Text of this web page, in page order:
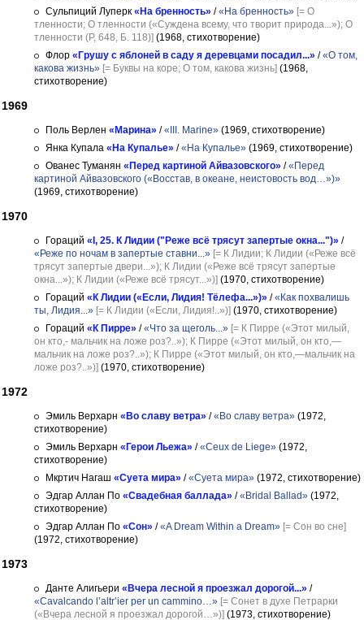
Сульпиций Луперк «На бренность» /«На бренность» [= О
тленности; О тленности («Суждена всему, что творит природа...»); О
тленности (Р, 648, Б. 118)] (1968, стихотворение)
Флор «Грушу с яблоней в саду я деревцами посадил...» /«О том,
какова жизнь» [= Буквы на коре; О том, какова жизнь] (1968,
стихотворение)
1969
Поль Верлен «Марина» /«III. Marine» (1969, стихотворение)
Янка Купала «На Купалье» /«На Купалье» (1969, стихотворение)
Ованес Туманян «Перед картиной Айвазовского» /«Перед
картиной Айвазовского («Восстав, в океане, неистовость вод…»)»
(1969, стихотворение)
1970
Гораций «I, 25. К Лидии ("Реже всё трясут запертые окна...")» /
«Реже по ночам в запертые ставни...» [= К Лидии; К Лидии («Реже всё
трясут запертые двери...»); К Лидии («Реже всё трясут запертые
окна...»); К Лидии («Реже всё трясут...»)] (1970, стихотворение)
Гораций «К Лидии («Если, Лидия! Тёлефа...»)» /«Как похвалишь
ты, Лидия...» [= К Лидии («Если, Лидия!..»)] (1970, стихотворение)
Гораций «К Пирре» /«Что за щеголь...» [= К Пирре («Этот милый,
он кто,- мальчик на ложе роз?..»); К Пирре («Этот милый, он кто,—
мальчик на ложе роз?..»); К Пирре («Этот милый, он кто,—мальчик на
ложе роз?..»)] (1970, стихотворение)
1972
Эмиль Верхарн «Во славу ветра» /«Во славу ветра» (1972,
стихотворение)
Эмиль Верхарн «Герои Льежа» /«Ceux de Liege» (1972,
стихотворение)
Мкртич Нагаш «Суета мира» /«Суета мира» (1972, стихотворение)
Эдгар Аллан По «Свадебная баллада» /«Bridal Ballad» (1972,
стихотворение)
Эдгар Аллан По «Сон» /«A Dream Within a Dream» [= Сон во сне]
(1972, стихотворение)
1973
Данте Алигьери «Вчера лесной я проезжал дорогой...» /
«Cavalcando l’altr’ier per un cammino…» [= Сонет в духе Петрарки
(«Вчера лесной я проезжал дорогой…»)] (1973, стихотворение)